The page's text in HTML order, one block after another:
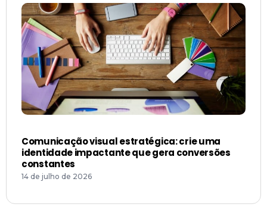
Comunicação visual estratégica: crie uma
identidade impactante que gera conversões
constantes
14 de julho de 2026